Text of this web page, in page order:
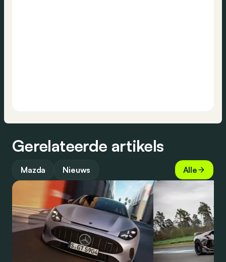
Gerelateerde artikels
Mazda Nieuws Alle